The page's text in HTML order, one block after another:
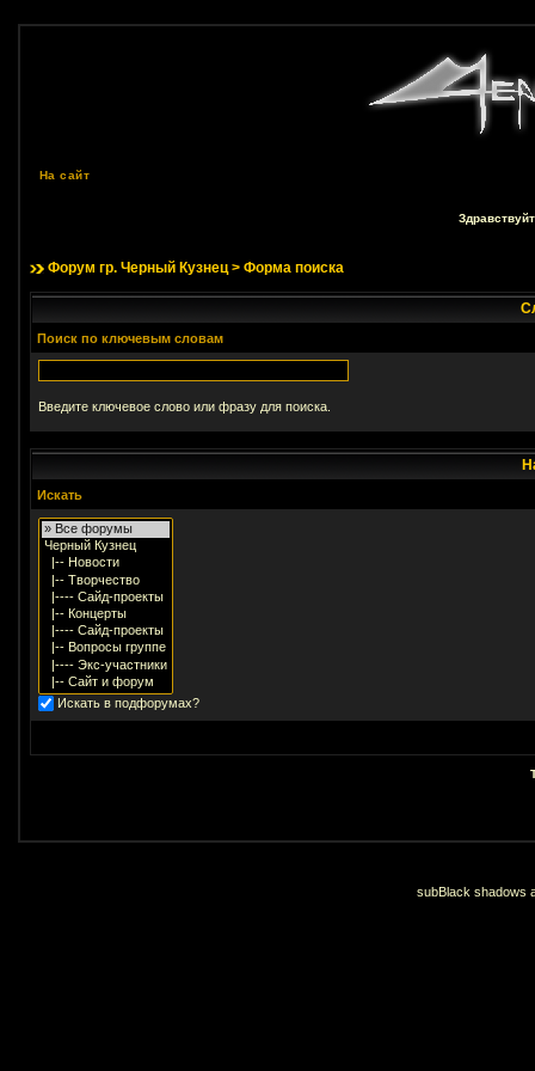
На сайт
Форум гр. Черный Кузнец> Форма поиска
Поиск по ключевым словам
Введите ключевое слово или фразу для поиска.
Искать
Искать в подфорумах?
subBlack shadows